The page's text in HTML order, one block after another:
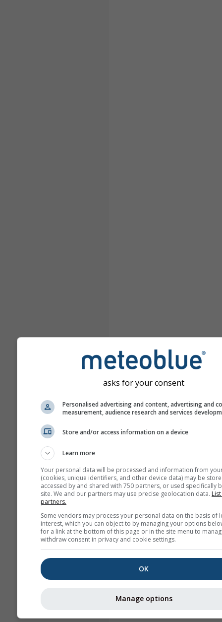
asks for your consent
Personalised advertising and content, advertising and
measurement, audience research and services
Store and/or access information on a device
Learn more
Your personal data will be processed and information from
(cookies, unique identifiers, and other device data) may be
accessed by and shared with 750 partners, or used specifically
site. We and our partners may use precise geolocation data.
partners.
Some vendors may process your personal data on the basis of
interest, which you can object to by managing your options
for a link at the bottom of this page or in the site menu to
withdraw consent in privacy and cookie settings.
OK
Manage options